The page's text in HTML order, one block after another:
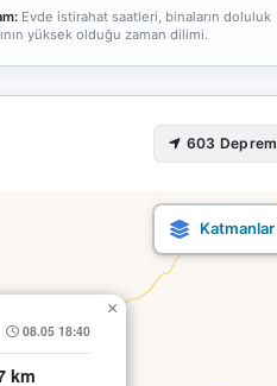
Evde istirahat saatleri, binaların doluluk
yüksek olduğu zaman dilimi.
603 Deprem
08.05 18:40
km
×